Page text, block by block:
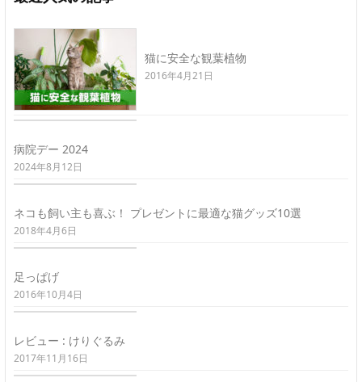
猫に安全な観葉植物
2016年4月21日
病院デー 2024
2024年8月12日
ネコも飼い主も喜ぶ！ プレゼントに最適な猫グッズ10選
2018年4月6日
足っぱげ
2016年10月4日
レビュー : けりぐるみ
2017年11月16日